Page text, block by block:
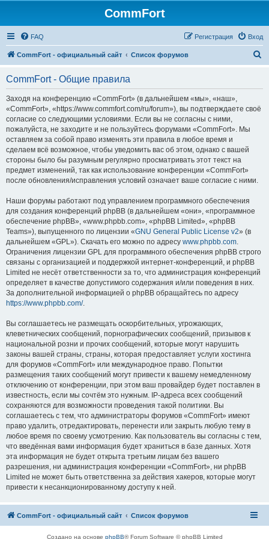
CommFort
FAQ Вход
Регистрация
CommFort - официальный сайт Список форумов
CommFort - Общие правила
Заходя на конференцию «CommFort» (в дальнейшем «мы», «наш»,
«CommFort», «https://www.commfort.com/ru/forum»), вы подтверждаете своё
согласие со следующими условиями. Если вы не согласны с ними,
пожалуйста, не заходите и не пользуйтесь форумами «CommFort». Мы
оставляем за собой право изменять эти правила в любое время и
сделаем всё возможное, чтобы уведомить вас об этом, однако с вашей
стороны было бы разумным регулярно просматривать этот текст на
предмет изменений, так как использование конференции «CommFort»
после обновления/исправления условий означает ваше согласие с ними.
Наши форумы работают под управлением программного обеспечения
для создания конференций phpBB (в дальнейшем «они», «программное
обеспечение phpBB», «www.phpbb.com», «phpBB Limited», «phpBB
Teams»), выпущенного по лицензии «GNU General Public License v2» (в
дальнейшем «GPL»). Скачать его можно по адресу www.phpbb.com.
Ограничения лицензии GPL для программного обеспечения phpBB строго
связаны с организацией и поддержкой интернет-конференций, и phpBB
Limited не несёт ответственности за то, что администрация конференций
определяет в качестве допустимого содержания и/или поведения в них.
За дополнительной информацией о phpBB обращайтесь по адресу
https://www.phpbb.com/.
Вы соглашаетесь не размещать оскорбительных, угрожающих,
клеветнических сообщений, порнографических сообщений, призывов к
национальной розни и прочих сообщений, которые могут нарушить
законы вашей страны, страны, которая предоставляет услуги хостинга
для форумов «CommFort» или международное право. Попытки
размещения таких сообщений могут привести к вашему немедленному
отключению от конференции, при этом ваш провайдер будет поставлен в
известность, если мы сочтём это нужным. IP-адреса всех сообщений
сохраняются для возможности проведения такой политики. Вы
соглашаетесь с тем, что администраторы форумов «CommFort» имеют
право удалить, отредактировать, перенести или закрыть любую тему в
любое время по своему усмотрению. Как пользователь вы согласны с тем,
что введённая вами информация будет храниться в базе данных. Хотя
эта информация не будет открыта третьим лицам без вашего
разрешения, ни администрация конференции «CommFort», ни phpBB
Limited не может быть ответственна за действия хакеров, которые могут
привести к несанкционированному доступу к ней.
CommFort - официальный сайт Список форумов
Создано на основе phpBB® Forum Software © phpBB Limited